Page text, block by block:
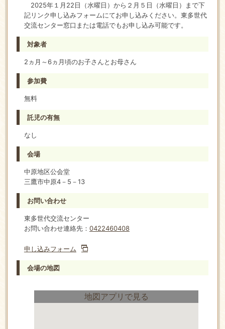
2025年１月22日（水曜日）から２月５日（水曜日）まで下
記リンク申し込みフォームにてお申し込みください。東多世代
交流センター窓口または電話でもお申し込み可能です。
対象者
2ヵ月～6ヵ月頃のお子さんとお母さん
参加費
無料
託児の有無
なし
会場
中原地区公会堂
三鷹市中原4－5－13
お問い合わせ
東多世代交流センター
お問い合わせ連絡先： 0422460408
申し込みフォーム
会場の地図
地図アプリで見る